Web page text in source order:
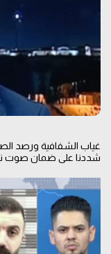
غياب الشفافية ورصد
شددنا على ضمان صوت